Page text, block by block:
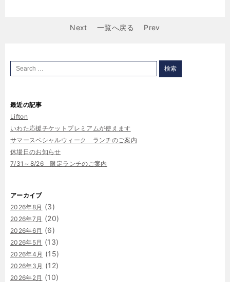
Next 一覧へ戻る Prev
最近の記事
Lifton
いわた応援チケットプレミアムが使えます
サマースペシャルウィーク ランチのご案内
休場日のお知らせ
7/31～8/26 限定ランチのご案内
アーカイブ
2026年8月 (3)
2026年7月 (20)
2026年6月 (6)
2026年5月 (13)
2026年4月 (15)
2026年3月 (12)
2026年2月 (10)